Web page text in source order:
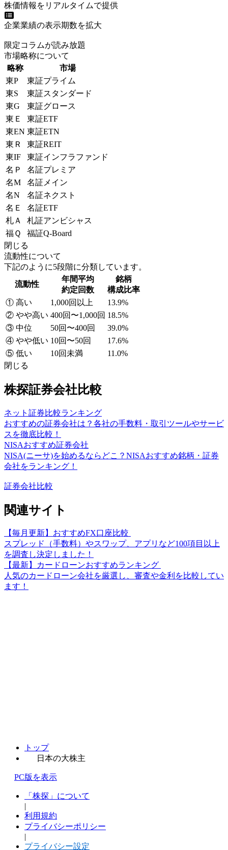
株価情報をリアルタイムで提供
企業業績の表示期数を拡大
限定コラムが読み放題
市場略称について
略称
市場
東P
東証プライム
東S
東証スタンダード
東G
東証グロース
東Ｅ
東証ETF
東EN 東証ETN
東Ｒ
東証REIT
東IF
東証インフラファンド
名Ｐ
名証プレミア
名M
名証メイン
名N
名証ネクスト
名Ｅ
名証ETF
札Ａ
札証アンビシャス
福Ｑ
福証Q-Board
閉じる
流動性について
下記のように5段階に分類しています。
流動性
年間平均
約定回数
銘柄
構成比率
① 高い
1,000回以上
13.9%
② やや高い 400回〜1,000回 18.5%
③ 中位
50回〜400回
39.0%
④ やや低い 10回〜50回
17.6%
⑤ 低い
10回未満
11.0%
閉じる
株探証券会社比較
ネット証券比較ランキング
おすすめの証券会社は？各社の手数料・取引ツールやサービ
スを徹底比較！
NISAおすすめ証券会社
NISA(ニーサ)を始めるならどこ？NISAおすすめ銘柄・証券
会社をランキング！
証券会社比較
関連サイト
【毎月更新】おすすめFX口座比較
スプレッド（手数料）やスワップ、アプリなど100項目以上
を調査し決定しました！
【最新】カードローンおすすめランキング
人気のカードローン会社を厳選し、審査や金利を比較してい
ます！
トップ
日本の大株主
PC版を表示
「株探」について
|
利用規約
プライバシーポリシー
|
プライバシー設定